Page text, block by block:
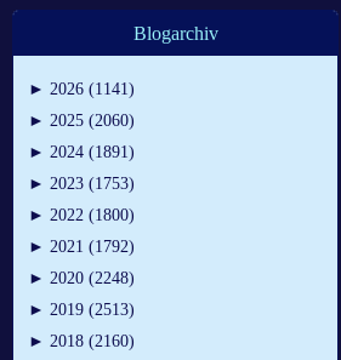
Blogarchiv
► 2026 (1141)
► 2025 (2060)
► 2024 (1891)
► 2023 (1753)
► 2022 (1800)
► 2021 (1792)
► 2020 (2248)
► 2019 (2513)
► 2018 (2160)